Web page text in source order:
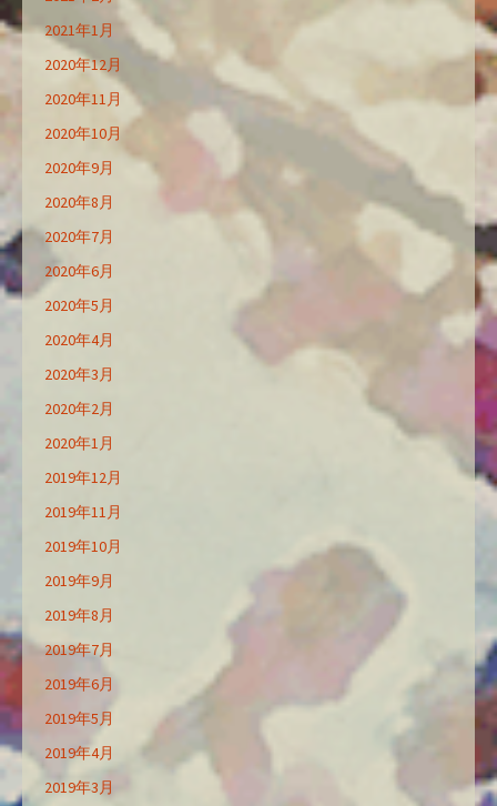
2021年1月
2020年12月
2020年11月
2020年10月
2020年9月
2020年8月
2020年7月
2020年6月
2020年5月
2020年4月
2020年3月
2020年2月
2020年1月
2019年12月
2019年11月
2019年10月
2019年9月
2019年8月
2019年7月
2019年6月
2019年5月
2019年4月
2019年3月